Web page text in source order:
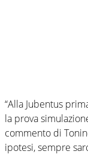
“Alla Jubentus
la prova
commento di
ipotesi, sempre